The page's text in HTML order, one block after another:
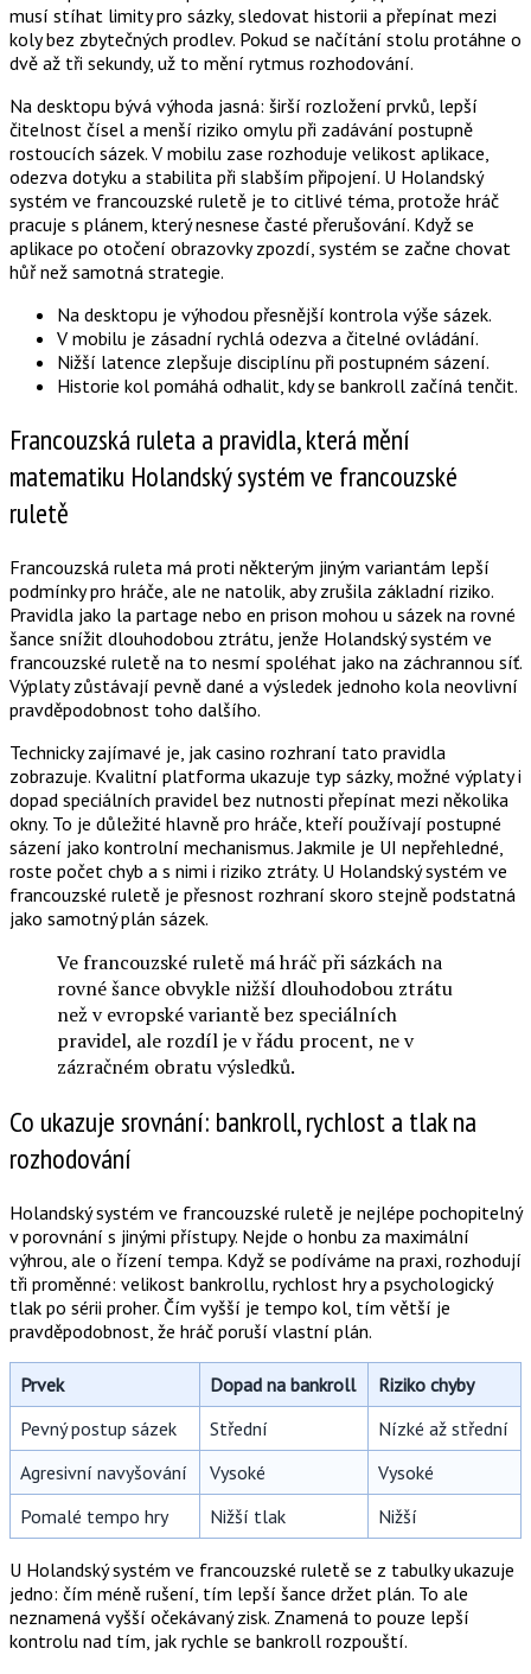
musí stíhat limity pro sázky, sledovat historii a přepínat mezi
koly bez zbytečných prodlev. Pokud se načítání stolu protáhne o
dvě až tři sekundy, už to mění rytmus rozhodování.
Na desktopu bývá výhoda jasná: širší rozložení prvků, lepší
čitelnost čísel a menší riziko omylu při zadávání postupně
rostoucích sázek. V mobilu zase rozhoduje velikost aplikace,
odezva dotyku a stabilita při slabším připojení. U Holandský
systém ve francouzské ruletě je to citlivé téma, protože hráč
pracuje s plánem, který nesnese časté přerušování. Když se
aplikace po otočení obrazovky zpozdí, systém se začne chovat
hůř než samotná strategie.
Na desktopu je výhodou přesnější kontrola výše sázek.
V mobilu je zásadní rychlá odezva a čitelné ovládání.
Nižší latence zlepšuje disciplínu při postupném sázení.
Historie kol pomáhá odhalit, kdy se bankroll začíná tenčit.
Francouzská ruleta a pravidla, která mění
matematiku Holandský systém ve francouzské
ruletě
Francouzská ruleta má proti některým jiným variantám lepší
podmínky pro hráče, ale ne natolik, aby zrušila základní riziko.
Pravidla jako la partage nebo en prison mohou u sázek na rovné
šance snížit dlouhodobou ztrátu, jenže Holandský systém ve
francouzské ruletě na to nesmí spoléhat jako na záchrannou síť.
Výplaty zůstávají pevně dané a výsledek jednoho kola neovlivní
pravděpodobnost toho dalšího.
Technicky zajímavé je, jak casino rozhraní tato pravidla
zobrazuje. Kvalitní platforma ukazuje typ sázky, možné výplaty i
dopad speciálních pravidel bez nutnosti přepínat mezi několika
okny. To je důležité hlavně pro hráče, kteří používají postupné
sázení jako kontrolní mechanismus. Jakmile je UI nepřehledné,
roste počet chyb a s nimi i riziko ztráty. U Holandský systém ve
francouzské ruletě je přesnost rozhraní skoro stejně podstatná
jako samotný plán sázek.
Ve francouzské ruletě má hráč při sázkách na
rovné šance obvykle nižší dlouhodobou ztrátu
než v evropské variantě bez speciálních
pravidel, ale rozdíl je v řádu procent, ne v
zázračném obratu výsledků.
Co ukazuje srovnání: bankroll, rychlost a tlak na
rozhodování
Holandský systém ve francouzské ruletě je nejlépe pochopitelný
v porovnání s jinými přístupy. Nejde o honbu za maximální
výhrou, ale o řízení tempa. Když se podíváme na praxi, rozhodují
tři proměnné: velikost bankrollu, rychlost hry a psychologický
tlak po sérii proher. Čím vyšší je tempo kol, tím větší je
pravděpodobnost, že hráč poruší vlastní plán.
Prvek Dopad na bankroll
Riziko chyby
Pevný postup sázek
Střední
Nízké až střední
Agresivní navyšování
Vysoké
Vysoké
Pomalé tempo hry
Nižší tlak Nižší
U Holandský systém ve francouzské ruletě se z tabulky ukazuje
jedno: čím méně rušení, tím lepší šance držet plán. To ale
neznamená vyšší očekávaný zisk. Znamená to pouze lepší
kontrolu nad tím, jak rychle se bankroll rozpouští.